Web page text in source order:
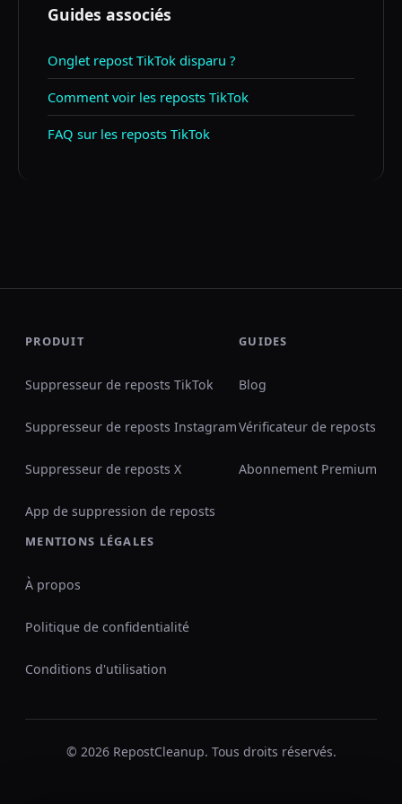
Guides associés
Onglet repost TikTok disparu ?
Comment voir les reposts TikTok
FAQ sur les reposts TikTok
PRODUIT
Suppresseur de reposts TikTok
Suppresseur de reposts Instagram
Suppresseur de reposts X
App de suppression de reposts
GUIDES
Blog
Vérificateur de reposts
Abonnement Premium
MENTIONS LÉGALES
À propos
Politique de confidentialité
Conditions d'utilisation
© 2026 RepostCleanup. Tous droits réservés.